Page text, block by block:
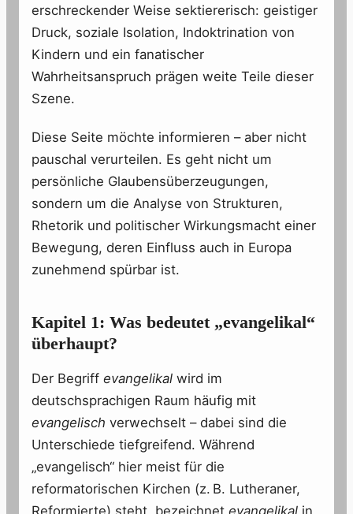
erschreckender Weise sektiererisch: geistiger
Druck, soziale Isolation, Indoktrination von
Kindern und ein fanatischer
Wahrheitsanspruch prägen weite Teile dieser
Szene.
Diese Seite möchte informieren – aber nicht
pauschal verurteilen. Es geht nicht um
persönliche Glaubensüberzeugungen,
sondern um die Analyse von Strukturen,
Rhetorik und politischer Wirkungsmacht einer
Bewegung, deren Einfluss auch in Europa
zunehmend spürbar ist.
Kapitel 1: Was bedeutet „evangelikal“
überhaupt?
Der Begriff evangelikal wird im
deutschsprachigen Raum häufig mit
evangelisch verwechselt – dabei sind die
Unterschiede tiefgreifend. Während
„evangelisch“ hier meist für die
reformatorischen Kirchen (z. B. Lutheraner,
Reformierte) steht, bezeichnet evangelikal in